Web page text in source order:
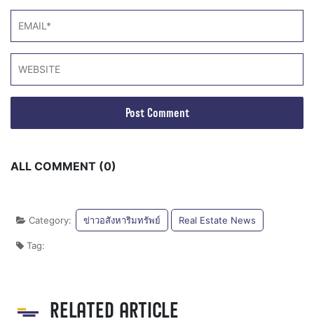
ALL COMMENT (0)
Category: ข่าวอสังหาริมทรัพย์ Real Estate News
Tag:
RELATED ARTICLE